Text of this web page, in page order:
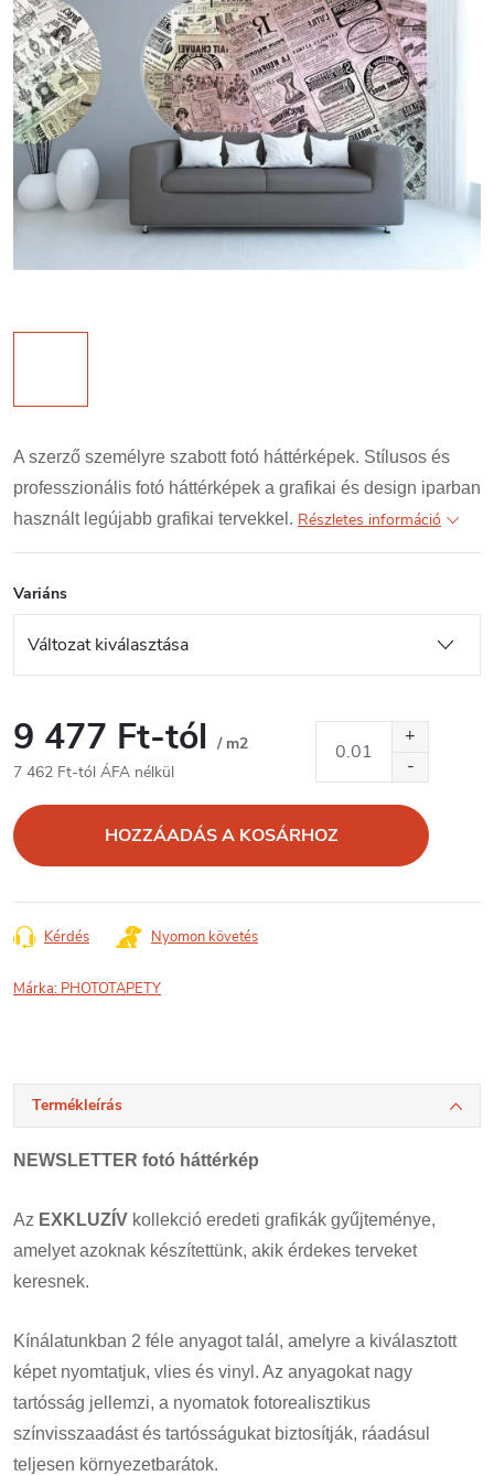
A szerző személyre szabott fotó háttérképek. Stílusos és
professzionális fotó háttérképek a grafikai és design iparban
használt legújabb grafikai tervekkel. Részletes információ
Variáns
9 477 Ft-tól / m2
7 462 Ft-tól ÁFA nélkül
HOZZÁADÁS A KOSÁRHOZ
Kérdés Nyomon követés
Márka: PHOTOTAPETY
Termékleírás
NEWSLETTER fotó háttérkép
Az EXKLUZÍV kollekció eredeti grafikák gyűjteménye,
amelyet azoknak készítettünk, akik érdekes terveket
keresnek.
Kínálatunkban 2 féle anyagot talál, amelyre a kiválasztott
képet nyomtatjuk, vlies és vinyl. Az anyagokat nagy
tartósság jellemzi, a nyomatok fotorealisztikus
színvisszaadást és tartósságukat biztosítják, ráadásul
teljesen környezetbarátok.